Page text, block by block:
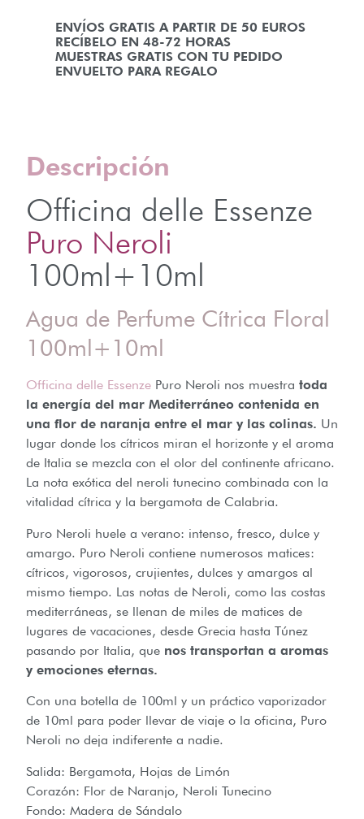
ENVÍOS GRATIS A PARTIR DE 50 EUROS
RECÍBELO EN 48-72 HORAS
MUESTRAS GRATIS CON TU PEDIDO
ENVUELTO PARA REGALO
Descripción
Officina delle Essenze
Puro Neroli
100ml+10ml
Agua de Perfume Cítrica Floral
100ml+10ml
Officina delle Essenze Puro Neroli nos muestra toda
la energía del mar Mediterráneo contenida en
una flor de naranja entre el mar y las colinas. Un
lugar donde los cítricos miran el horizonte y el aroma
de Italia se mezcla con el olor del continente africano.
La nota exótica del neroli tunecino combinada con la
vitalidad cítrica y la bergamota de Calabria.
Puro Neroli huele a verano: intenso, fresco, dulce y
amargo. Puro Neroli contiene numerosos matices:
cítricos, vigorosos, crujientes, dulces y amargos al
mismo tiempo. Las notas de Neroli, como las costas
mediterráneas, se llenan de miles de matices de
lugares de vacaciones, desde Grecia hasta Túnez
pasando por Italia, que nos transportan a aromas
y emociones eternas.
Con una botella de 100ml y un práctico vaporizador
de 10ml para poder llevar de viaje o la oficina, Puro
Neroli no deja indiferente a nadie.
Salida: Bergamota, Hojas de Limón
Corazón: Flor de Naranjo, Neroli Tunecino
Fondo: Madera de Sándalo